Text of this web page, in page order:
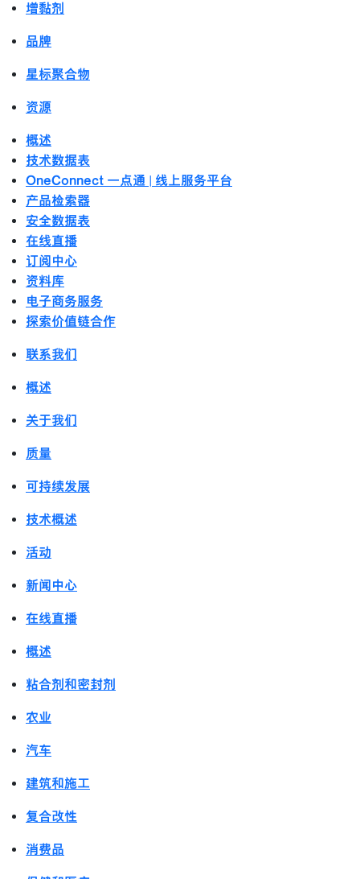
增黏剂
品牌
星标聚合物
资源
概述
技术数据表
OneConnect 一点通 | 线上服务平台
产品检索器
安全数据表
在线直播
订阅中心
资料库
电子商务服务
探索价值链合作
联系我们
概述
关于我们
质量
可持续发展
技术概述
活动
新闻中心
在线直播
概述
粘合剂和密封剂
农业
汽车
建筑和施工
复合改性
消费品